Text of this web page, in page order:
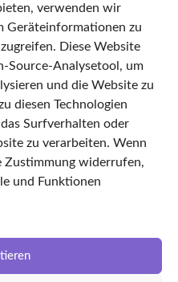
verwenden wir
Geräteinformationen zu
Diese Website
Source-Analysetool, um
und die Website zu
diesen Technologien
Surfverhalten oder
zu verarbeiten. Wenn
Zustimmung widerrufen,
und Funktionen